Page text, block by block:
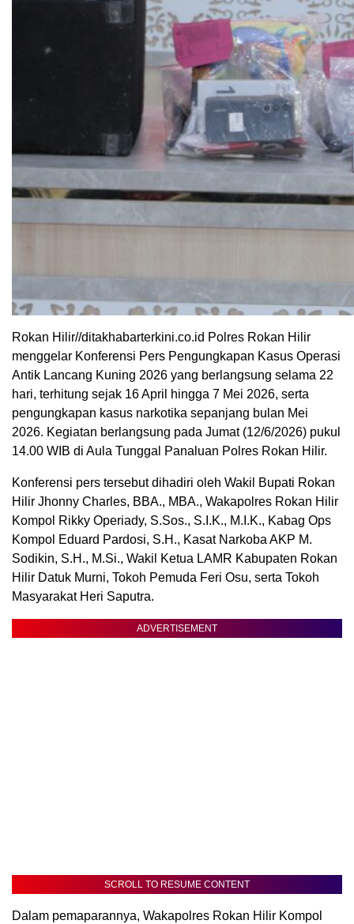
Rokan Hilir//ditakhabarterkini.co.id Polres Rokan Hilir
menggelar Konferensi Pers Pengungkapan Kasus Operasi
Antik Lancang Kuning 2026 yang berlangsung selama 22
hari, terhitung sejak 16 April hingga 7 Mei 2026, serta
pengungkapan kasus narkotika sepanjang bulan Mei
2026. Kegiatan berlangsung pada Jumat (12/6/2026) pukul
14.00 WIB di Aula Tunggal Panaluan Polres Rokan Hilir.
Konferensi pers tersebut dihadiri oleh Wakil Bupati Rokan
Hilir Jhonny Charles, BBA., MBA., Wakapolres Rokan Hilir
Kompol Rikky Operiady, S.Sos., S.I.K., M.I.K., Kabag Ops
Kompol Eduard Pardosi, S.H., Kasat Narkoba AKP M.
Sodikin, S.H., M.Si., Wakil Ketua LAMR Kabupaten Rokan
Hilir Datuk Murni, Tokoh Pemuda Feri Osu, serta Tokoh
Masyarakat Heri Saputra.
ADVERTISEMENT
SCROLL TO RESUME CONTENT
Dalam pemaparannya, Wakapolres Rokan Hilir Kompol